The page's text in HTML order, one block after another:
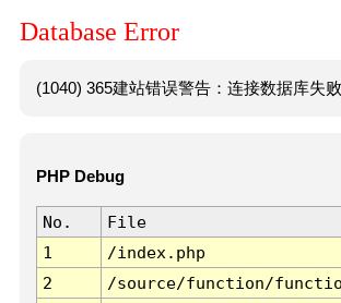
Database Error
(1040) 365建站错误警告：连接数据库失
PHP Debug
No. File
1
/index.php
2
/source/function/